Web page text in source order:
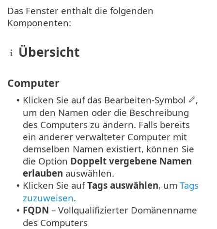
Das Fenster enthält die folgenden
Komponenten:
Übersicht
Computer
• Klicken Sie auf das Bearbeiten-Symbol
,
um den Namen oder die Beschreibung
des Computers zu ändern. Falls bereits
ein anderer verwalteter Computer mit
demselben Namen existiert, können Sie
die Option Doppelt vergebene Namen
erlauben auswählen.
• Klicken Sie aufTags auswählen, um Tags
zuzuweisen.
• FQDN – Vollqualifizierter Domänenname
des Computers